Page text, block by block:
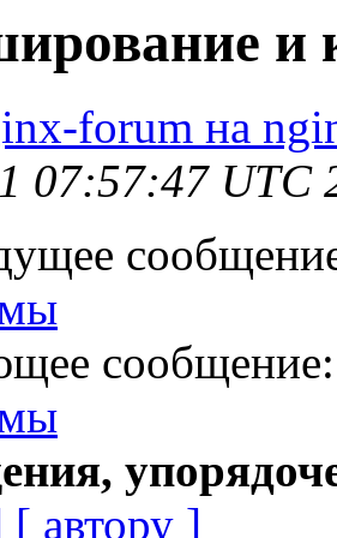
и
forum на
07:57:47 UTC
[ автору ]